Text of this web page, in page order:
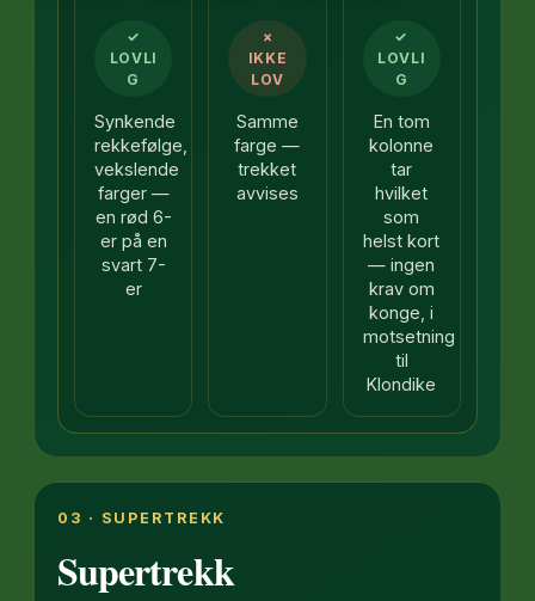
✓
LOVLI
G
Synkende
rekkefølge,
vekslende
farger —
en rød 6-
er på en
svart 7-
er
×
IKKE
LOV
Samme
farge —
trekket
avvises
✓
LOVLI
G
En tom
kolonne
tar
hvilket
som
helst kort
— ingen
krav om
konge, i
motsetning
til
Klondike
03 · SUPERTREKK
Supertrekk